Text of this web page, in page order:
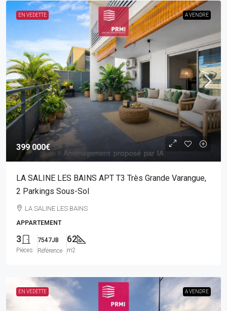
EN VEDETTE A VENDRE
399 000€
LA SALINE LES BAINS APT T3 Très Grande Varangue,
2 Parkings Sous-Sol
LA SALINE LES BAINS
APPARTEMENT
3
Pièces
7547JB
Référence
62
m2
EN VEDETTE A VENDRE